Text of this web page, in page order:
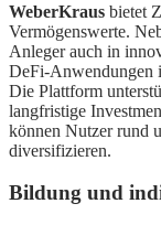
WeberKraus bietet
Vermögenswerte.
Anleger auch in
DeFi-Anwendungen
Die Plattform
langfristige
können Nutzer rund
diversifizieren.
Bildung und